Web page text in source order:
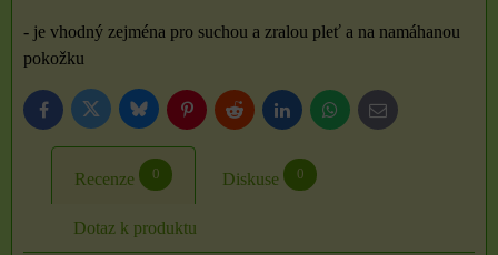
- je vhodný zejména pro suchou a zralou pleť a na namáhanou
pokožku
FacebookTwitter BlueskyPinterestReddit LinkedInWhatsApp
E-
mail
Recenze 0 Diskuse 0
Dotaz k produktu